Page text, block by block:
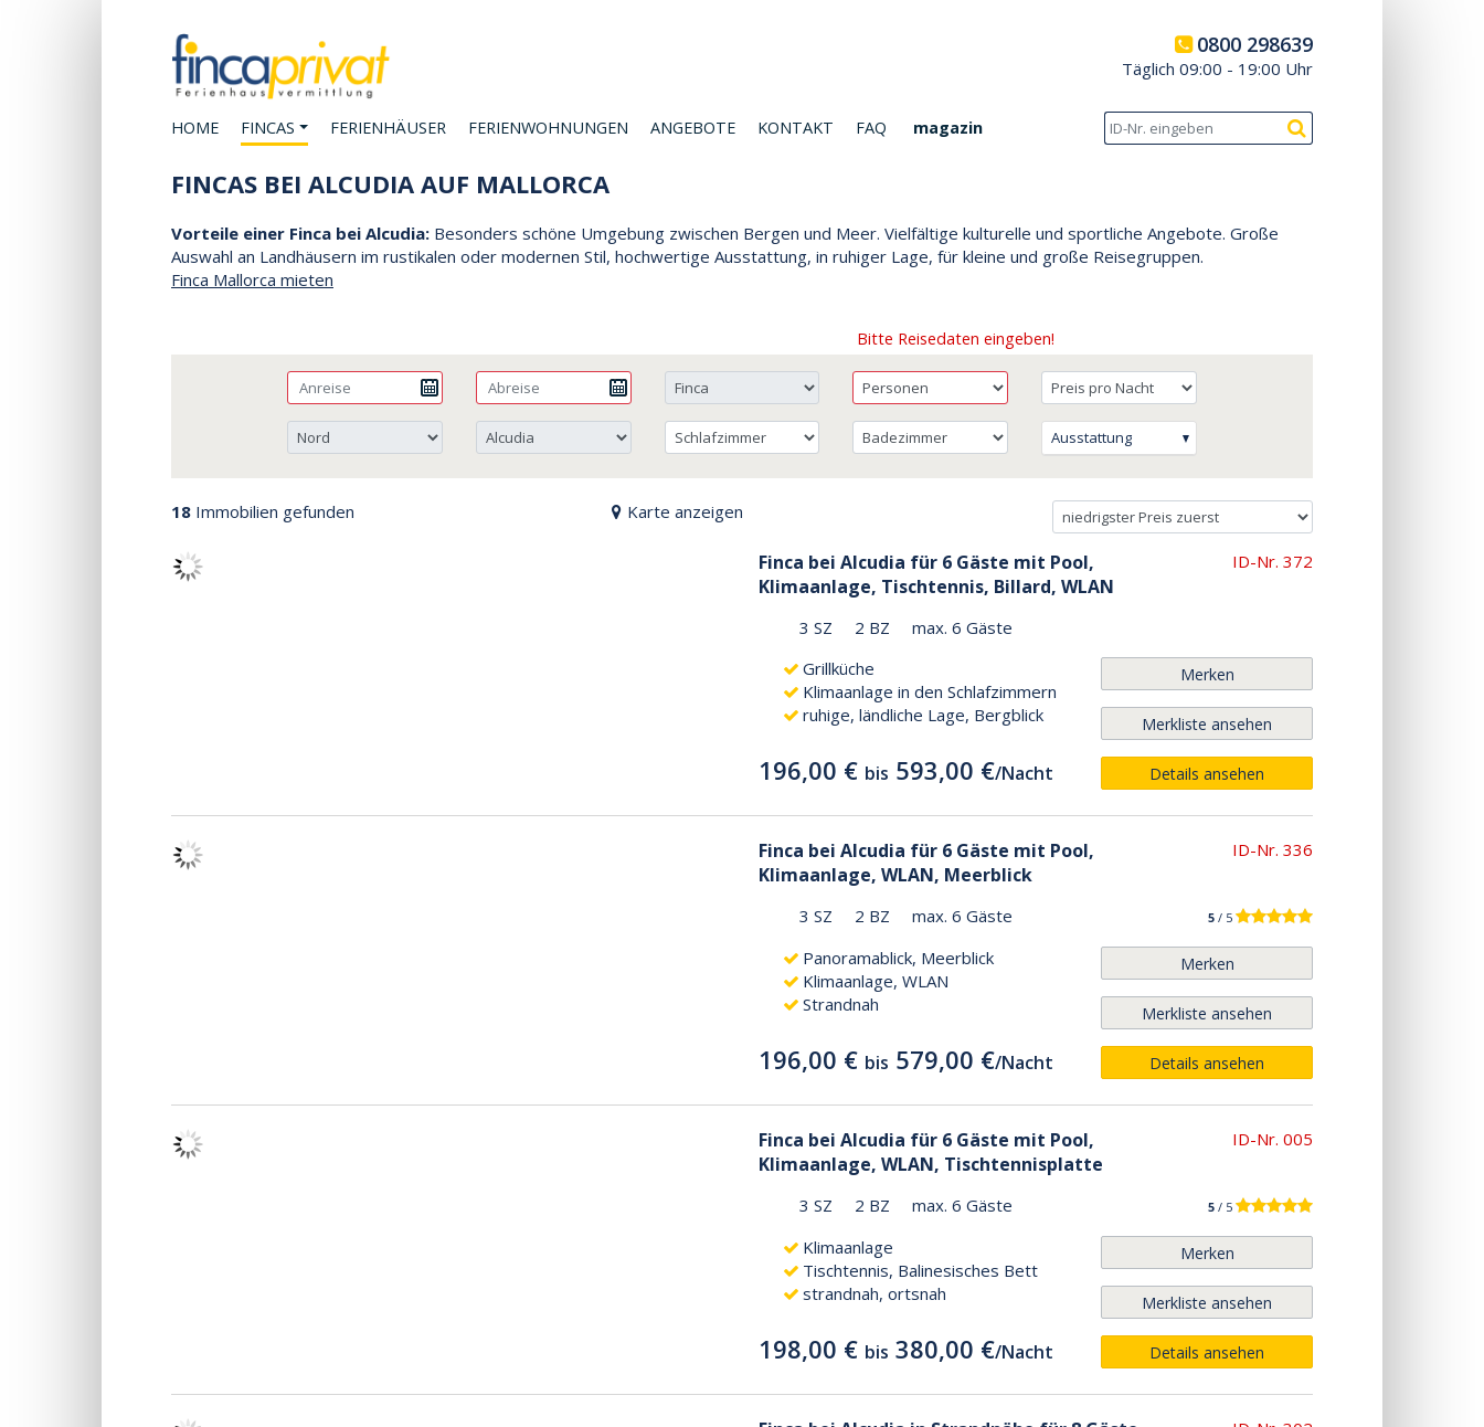
0800 298639
Täglich 09:00 - 19:00 Uhr
HOME FINCAS FERIENHÄUSER FERIENWOHNUNGEN ANGEBOTE KONTAKT FAQ magazin
FINCAS BEI ALCUDIA AUF MALLORCA
Vorteile einer Finca bei Alcudia: Besonders schöne Umgebung zwischen Bergen und Meer. Vielfältige kulturelle und sportliche Angebote. Große
Auswahl an Landhäusern im rustikalen oder modernen Stil, hochwertige Ausstattung, in ruhiger Lage, für kleine und große Reisegruppen.
Finca Mallorca mieten
Bitte Reisedaten eingeben!
Ausstattung
18 Immobilien gefunden Karte anzeigen
Finca bei Alcudia für 6 Gäste mit Pool,
Klimaanlage, Tischtennis, Billard, WLAN
ID-Nr. 372
3 SZ 2 BZ
max. 6 Gäste
Grillküche
Klimaanlage in den Schlafzimmern
ruhige, ländliche Lage, Bergblick
196,00 € bis 593,00 €/Nacht
Merken
Merkliste ansehen
Details ansehen
Finca bei Alcudia für 6 Gäste mit Pool,
Klimaanlage, WLAN, Meerblick
ID-Nr. 336
3 SZ 2 BZ max. 6 Gäste 5 / 5
Panoramablick, Meerblick
Klimaanlage, WLAN
Strandnah
196,00 € bis 579,00 €/Nacht
Merken
Merkliste ansehen
Details ansehen
Finca bei Alcudia für 6 Gäste mit Pool,
Klimaanlage, WLAN, Tischtennisplatte
ID-Nr. 005
3 SZ 2 BZ max. 6 Gäste 5 / 5
Klimaanlage
Tischtennis, Balinesisches Bett
strandnah, ortsnah
198,00 € bis 380,00 €/Nacht
Merken
Merkliste ansehen
Details ansehen